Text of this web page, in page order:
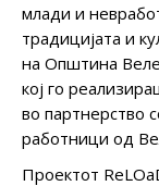
млади и
традицијата и
на Општина
кој го
во партнерство
работници од
Проектот